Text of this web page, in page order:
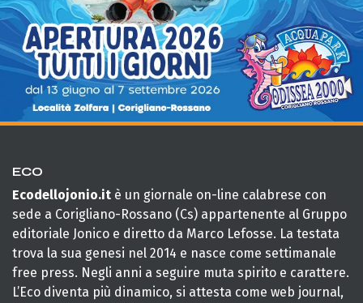
ECO
Ecodellojonio.it è un giornale on-line calabrese con
sede a Corigliano-Rossano (Cs) appartenente al Gruppo
editoriale Jonico e diretto da Marco Lefosse. La testata
trova la sua genesi nel 2014 e nasce come settimanale
free press. Negli anni a seguire muta spirito e carattere.
L’Eco diventa più dinamico, si attesta come web journal,